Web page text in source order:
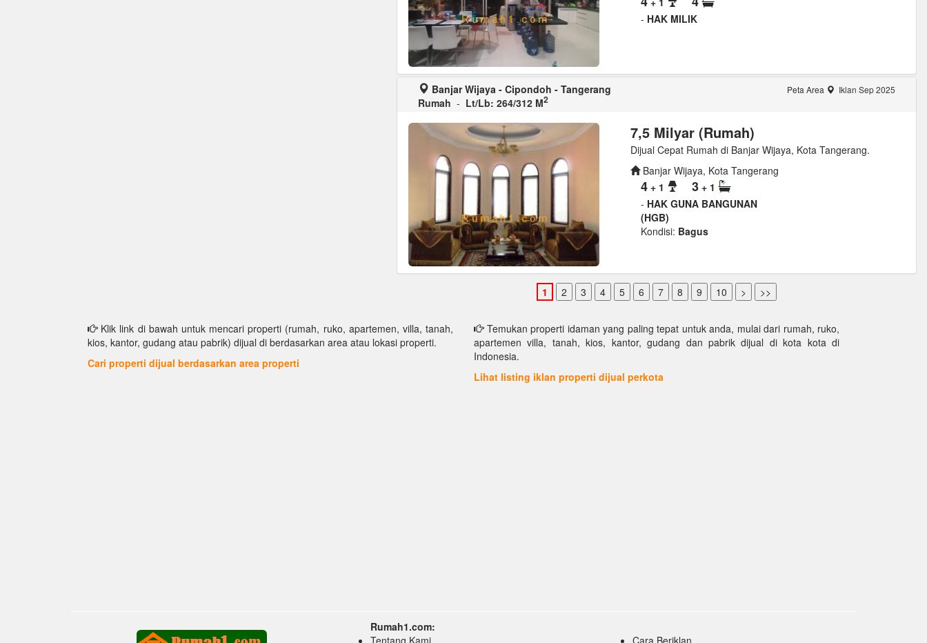
- HAK MILIK
Banjar Wijaya - Cipondoh - Tangerang
Rumah - Lt/Lb: 264/312 M2
Peta Area Iklan Sep 2025
7,5 Milyar (Rumah)
Dijual Cepat Rumah di Banjar Wijaya, Kota Tangerang.
Banjar Wijaya, Kota Tangerang
4 + 1 3 + 1
- HAK GUNA BANGUNAN
(HGB)
Kondisi: Bagus
Klik link di bawah untuk mencari properti (rumah, ruko, apartemen, villa, tanah,
kios, kantor, gudang atau pabrik) dijual di berdasarkan area atau lokasi properti.
Cari properti dijual berdasarkan area properti
Temukan properti idaman yang paling tepat untuk anda, mulai dari rumah, ruko,
apartemen villa, tanah, kios, kantor, gudang dan pabrik dijual di kota kota di
Indonesia.
Lihat listing iklan properti dijual perkota
Rumah1.com:
Tentang Kami
Cara Beriklan